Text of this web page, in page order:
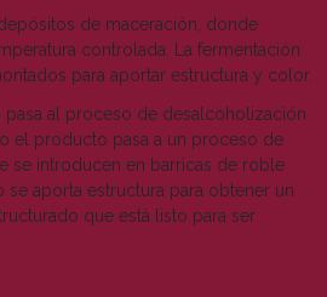
de maceración, donde
controlada. La fermentación
para aportar estructura y color.
al proceso de desalcoholización
el producto pasa a un proceso de
se introducen en barricas de roble
aporta estructura para obtener un
que está listo para ser